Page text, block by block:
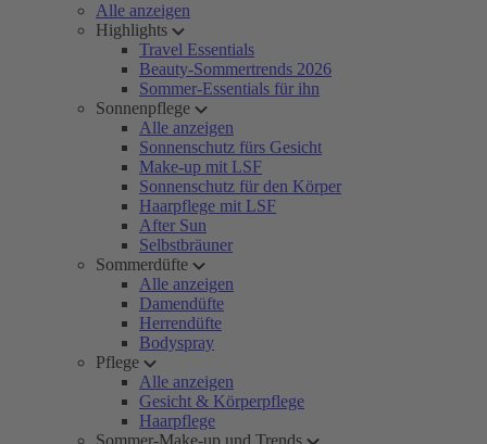
Alle anzeigen
Highlights
Travel Essentials
Beauty-Sommertrends 2026
Sommer-Essentials für ihn
Sonnenpflege
Alle anzeigen
Sonnenschutz fürs Gesicht
Make-up mit LSF
Sonnenschutz für den Körper
Haarpflege mit LSF
After Sun
Selbstbräuner
Sommerdüfte
Alle anzeigen
Damendüfte
Herrendüfte
Bodyspray
Pflege
Alle anzeigen
Gesicht & Körperpflege
Haarpflege
Sommer-Make-up und Trends